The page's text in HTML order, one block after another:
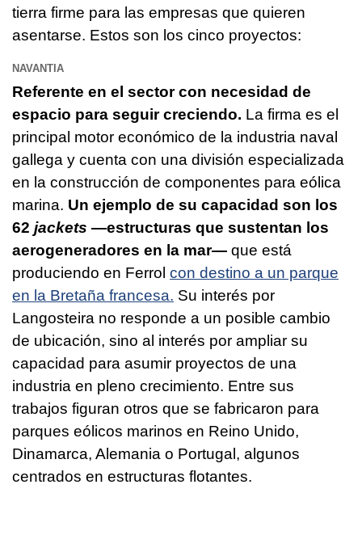
tierra firme para las empresas que quieren
asentarse. Estos son los cinco proyectos:
NAVANTIA
Referente en el sector con necesidad de
espacio para seguir creciendo. La firma es el
principal motor económico de la industria naval
gallega y cuenta con una división especializada
en la construcción de componentes para eólica
marina. Un ejemplo de su capacidad son los
62 jackets —estructuras que sustentan los
aerogeneradores en la mar— que está
produciendo en Ferrol con destino a un parque
en la Bretaña francesa. Su interés por
Langosteira no responde a un posible cambio
de ubicación, sino al interés por ampliar su
capacidad para asumir proyectos de una
industria en pleno crecimiento. Entre sus
trabajos figuran otros que se fabricaron para
parques eólicos marinos en Reino Unido,
Dinamarca, Alemania o Portugal, algunos
centrados en estructuras flotantes.